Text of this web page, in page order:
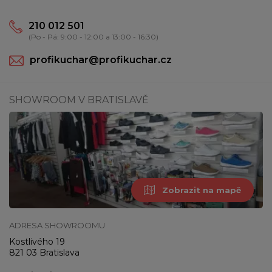
210 012 501
(Po - Pá: 9:00 - 12:00 a 13:00 - 16:30)
profikuchar@profikuchar.cz
SHOWROOM V BRATISLAVĚ
Zobrazit na mapě
ADRESA SHOWROOMU
Kostlivého 19
821 03 Bratislava